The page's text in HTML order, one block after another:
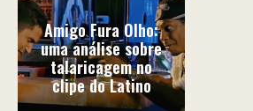
Amigo Fura Olho:
uma análise sobre
talaricagem no
clipe do Latino